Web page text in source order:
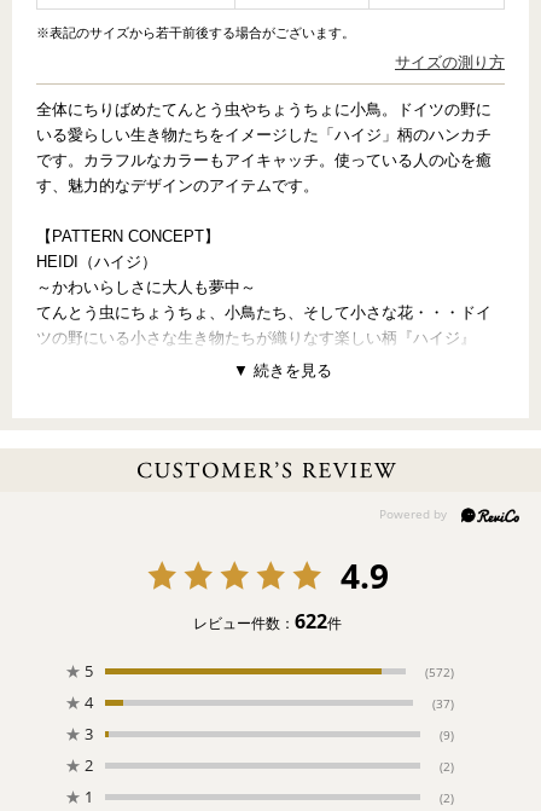
※表記のサイズから若干前後する場合がございます。
サイズの測り方
全体にちりばめたてんとう虫やちょうちょに小鳥。ドイツの野に
いる愛らしい生き物たちをイメージした「ハイジ」柄のハンカチ
です。カラフルなカラーもアイキャッチ。使っている人の心を癒
す、魅力的なデザインのアイテムです。
【PATTERN CONCEPT】
HEIDI（ハイジ）
～かわいらしさに大人も夢中～
てんとう虫にちょうちょ、小鳥たち、そして小さな花・・・ドイ
ツの野にいる小さな生き物たちが織りなす楽しい柄『ハイジ』
は、そのかわいらしさから大人にも大人気。“もっと『ハイジ』が
4.9
レビュー件数： 622件
★ 5 (572)
★ 4 (37)
★ 3 (9)
★ 2 (2)
★ 1 (2)